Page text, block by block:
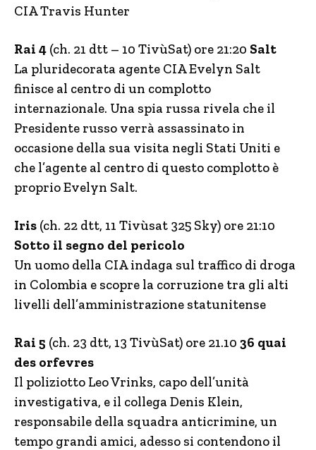
CIA Travis Hunter
Rai 4 (ch. 21 dtt – 10 TivùSat) ore 21:20 Salt
La pluridecorata agente CIA Evelyn Salt
finisce al centro di un complotto
internazionale. Una spia russa rivela che il
Presidente russo verrà assassinato in
occasione della sua visita negli Stati Uniti e
che l’agente al centro di questo complotto è
proprio Evelyn Salt.
Iris (ch. 22 dtt, 11 Tivùsat 325 Sky) ore 21:10
Sotto il segno del pericolo
Un uomo della CIA indaga sul traffico di droga
in Colombia e scopre la corruzione tra gli alti
livelli dell’amministrazione statunitense
Rai 5 (ch. 23 dtt, 13 TivùSat) ore 21.10 36 quai
des orfevres
Il poliziotto Leo Vrinks, capo dell’unità
investigativa, e il collega Denis Klein,
responsabile della squadra anticrimine, un
tempo grandi amici, adesso si contendono il